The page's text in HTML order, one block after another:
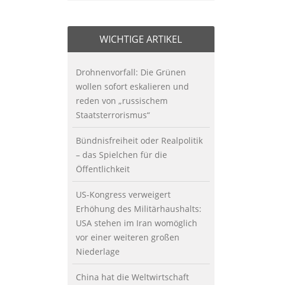
WICHTIGE ARTIKEL
Drohnenvorfall: Die Grünen
wollen sofort eskalieren und
reden von „russischem
Staatsterrorismus“
Bündnisfreiheit oder Realpolitik
– das Spielchen für die
Öffentlichkeit
US-Kongress verweigert
Erhöhung des Militärhaushalts:
USA stehen im Iran womöglich
vor einer weiteren großen
Niederlage
China hat die Weltwirtschaft